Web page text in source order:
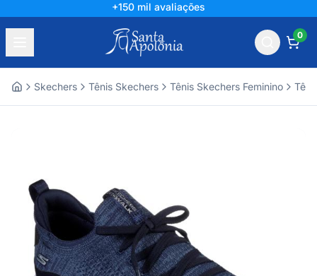
+150 mil avaliações
0
Skechers Tênis Skechers Tênis Skechers Feminino